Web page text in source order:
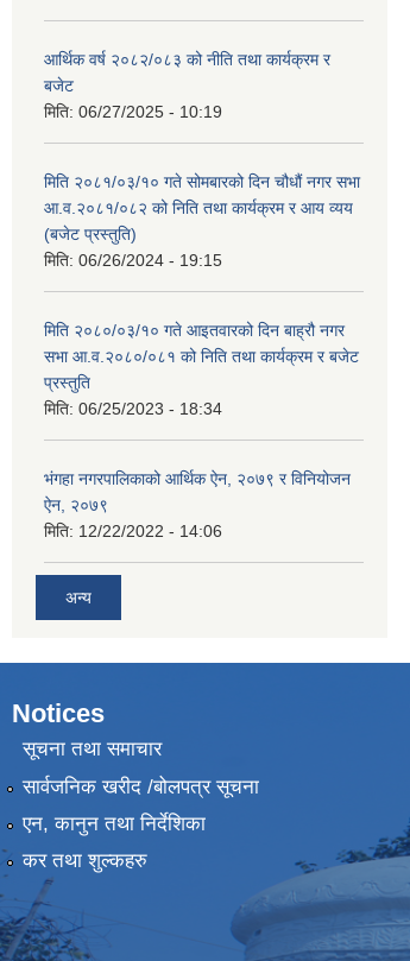
आर्थिक वर्ष २०८२/०८३ को नीति तथा कार्यक्रम र
बजेट
मिति: 06/27/2025 - 10:19
मिति २०८१/०३/१० गते सोमबारको दिन चौधौं नगर सभा
आ.व.२०८१/०८२ को निति तथा कार्यक्रम र आय व्यय
(बजेट प्रस्तुति)
मिति: 06/26/2024 - 19:15
मिति २०८०/०३/१० गते आइतवारको दिन बाह्रौ नगर
सभा आ.व.२०८०/०८१ को निति तथा कार्यक्रम र बजेट
प्रस्तुति
मिति: 06/25/2023 - 18:34
भंगहा नगरपालिकाको आर्थिक ऐन, २०७९ र विनियोजन
ऐन, २०७९
मिति: 12/22/2022 - 14:06
अन्य
Notices
सूचना तथा समाचार
सार्वजनिक खरीद /बोलपत्र सूचना
एन, कानुन तथा निर्देशिका
कर तथा शुल्कहरु